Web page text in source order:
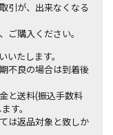
引が、出来なくなる
ご購入ください。
たします。
不良の場合は到着後
と送料(振込手数料
す。
は返品対象と致しか